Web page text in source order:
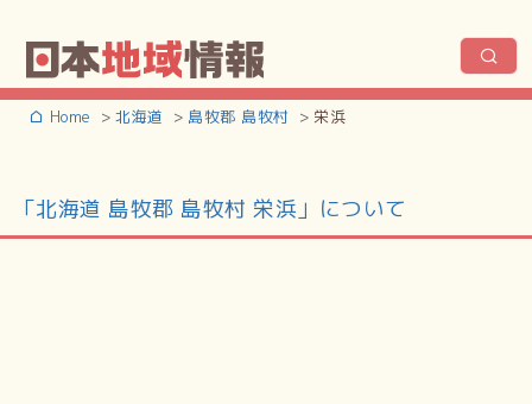
Home 北海道 島牧郡 島牧村 栄浜
「北海道 島牧郡 島牧村 栄浜」について